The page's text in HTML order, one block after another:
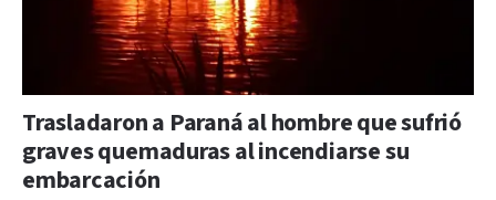
Trasladaron a Paraná al hombre que sufrió
graves quemaduras al incendiarse su
embarcación